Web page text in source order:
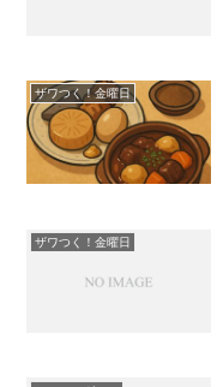
ザワつく！金曜日
ザワつく！金曜日